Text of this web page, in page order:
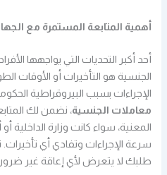
أهمية المتابعة المستمرة مع
أحد أكبر التحديات التي يواجهها
الجنسية هو التأخيرات أو الأوقات
الإجراءات بسبب البيروقراطية
معاملات الجنسية، نضمن لك
المعنية، سواء كانت وزارة
سرعة الإجراءات وتفادي أي
طلبك لا يتعرض لأي إعاقة غير